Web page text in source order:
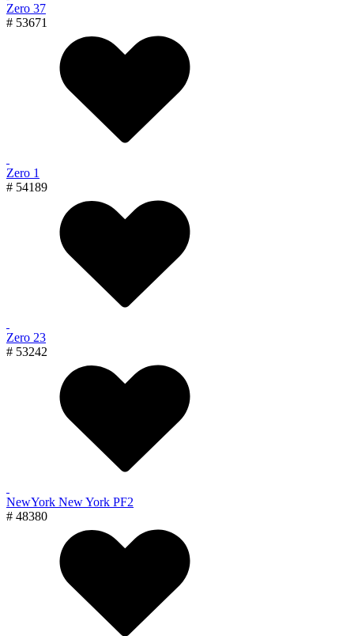
Zero 37
# 53671
Zero 1
# 54189
Zero 23
# 53242
NewYork New York PF2
# 48380